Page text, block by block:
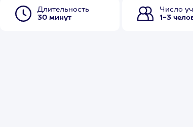
Длительность
30 минут
Число
1-3